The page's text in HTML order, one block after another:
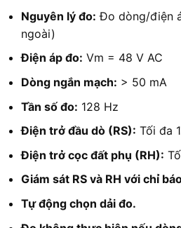
Nguyên lý đo: Đo dòng/điện
ngoài)
Điện áp đo: Vm = 48 V AC
Dòng ngắn mạch: > 50 mA
Tần số đo: 128 Hz
Điện trở đầu dò (RS): Tối đa
Điện trở cọc đất phụ (RH):
Giám sát RS và RH với chỉ
Tự động chọn dải đo.